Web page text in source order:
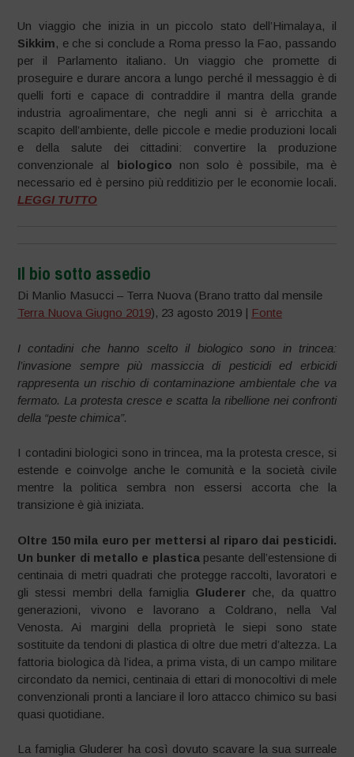
Un viaggio che inizia in un piccolo stato dell’Himalaya, il
Sikkim, e che si conclude a Roma presso la Fao, passando
per il Parlamento italiano. Un viaggio che promette di
proseguire e durare ancora a lungo perché il messaggio è di
quelli forti e capace di contraddire il mantra della grande
industria agroalimentare, che negli anni si è arricchita a
scapito dell’ambiente, delle piccole e medie produzioni locali
e della salute dei cittadini: convertire la produzione
convenzionale al biologico non solo è possibile, ma è
necessario ed è persino più redditizio per le economie locali.
LEGGI TUTTO
Il bio sotto assedio
Di Manlio Masucci – Terra Nuova (Brano tratto dal mensile
Terra Nuova Giugno 2019), 23 agosto 2019 | Fonte
I contadini che hanno scelto il biologico sono in trincea:
l’invasione sempre più massiccia di pesticidi ed erbicidi
rappresenta un rischio di contaminazione ambientale che va
fermato. La protesta cresce e scatta la ribellione nei confronti
della “peste chimica”.
I contadini biologici sono in trincea, ma la protesta cresce, si
estende e coinvolge anche le comunità e la società civile
mentre la politica sembra non essersi accorta che la
transizione è già iniziata.
Oltre 150 mila euro per mettersi al riparo dai pesticidi.
Un bunker di metallo e plasticapesante dell’estensione di
centinaia di metri quadrati che protegge raccolti, lavoratori e
gli stessi membri della famiglia Gluderer che, da quattro
generazioni, vivono e lavorano a Coldrano, nella Val
Venosta. Ai margini della proprietà le siepi sono state
sostituite da tendoni di plastica di oltre due metri d’altezza. La
fattoria biologica dà l’idea, a prima vista, di un campo militare
circondato da nemici, centinaia di ettari di monocoltivi di mele
convenzionali pronti a lanciare il loro attacco chimico su basi
quasi quotidiane.
La famiglia Gluderer ha così dovuto scavare la sua surreale